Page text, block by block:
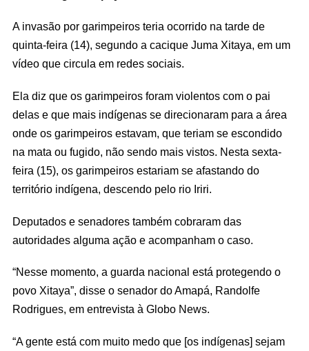
A invasão por garimpeiros teria ocorrido na tarde de
quinta-feira (14), segundo a cacique Juma Xitaya, em um
vídeo que circula em redes sociais.
Ela diz que os garimpeiros foram violentos com o pai
delas e que mais indígenas se direcionaram para a área
onde os garimpeiros estavam, que teriam se escondido
na mata ou fugido, não sendo mais vistos. Nesta sexta-
feira (15), os garimpeiros estariam se afastando do
território indígena, descendo pelo rio Iriri.
Deputados e senadores também cobraram das
autoridades alguma ação e acompanham o caso.
“Nesse momento, a guarda nacional está protegendo o
povo Xitaya”, disse o senador do Amapá, Randolfe
Rodrigues, em entrevista à Globo News.
“A gente está com muito medo que [os indígenas] sejam